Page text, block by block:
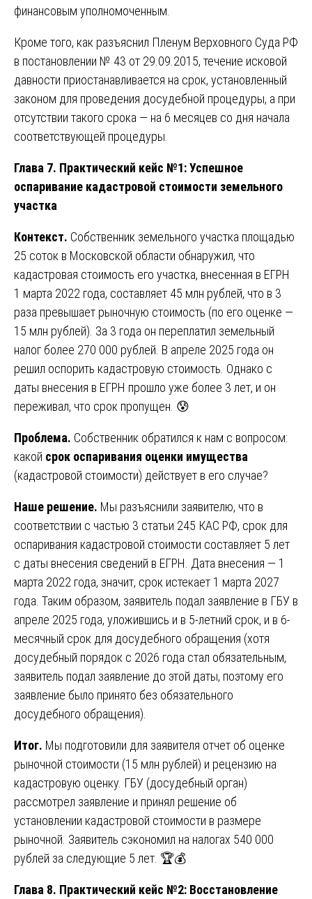
финансовым уполномоченным.
Кроме того, как разъяснил Пленум Верховного Суда РФ
в постановлении № 43 от 29.09.2015, течение исковой
давности приостанавливается на срок, установленный
законом для проведения досудебной процедуры, а при
отсутствии такого срока — на 6 месяцев со дня начала
соответствующей процедуры.
Глава 7. Практический кейс №1: Успешное
оспаривание кадастровой стоимости земельного
участка
Контекст. Собственник земельного участка площадью
25 соток в Московской области обнаружил, что
кадастровая стоимость его участка, внесенная в ЕГРН
1 марта 2022 года, составляет 45 млн рублей, что в 3
раза превышает рыночную стоимость (по его оценке —
15 млн рублей). За 3 года он переплатил земельный
налог более 270 000 рублей. В апреле 2025 года он
решил оспорить кадастровую стоимость. Однако с
даты внесения в ЕГРН прошло уже более 3 лет, и он
переживал, что срок пропущен. 😰
Проблема. Собственник обратился к нам с вопросом:
какой срок оспаривания оценки имущества
(кадастровой стоимости) действует в его случае?
Наше решение. Мы разъяснили заявителю, что в
соответствии с частью 3 статьи 245 КАС РФ, срок для
оспаривания кадастровой стоимости составляет 5 лет
с даты внесения сведений в ЕГРН. Дата внесения — 1
марта 2022 года, значит, срок истекает 1 марта 2027
года. Таким образом, заявитель подал заявление в ГБУ в
апреле 2025 года, уложившись и в 5-летний срок, и в 6-
месячный срок для досудебного обращения (хотя
досудебный порядок с 2026 года стал обязательным,
заявитель подал заявление до этой даты, поэтому его
заявление было принято без обязательного
досудебного обращения).
Итог. Мы подготовили для заявителя отчет об оценке
рыночной стоимости (15 млн рублей) и рецензию на
кадастровую оценку. ГБУ (досудебный орган)
рассмотрел заявление и принял решение об
установлении кадастровой стоимости в размере
рыночной. Заявитель сэкономил на налогах 540 000
рублей за следующие 5 лет. 🏆💰
Глава 8. Практический кейс №2: Восстановление